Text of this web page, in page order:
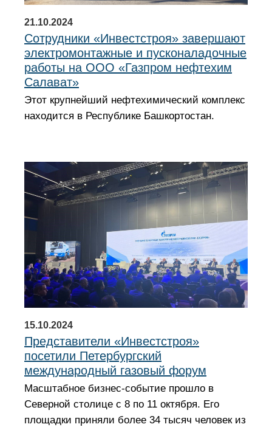
21.10.2024
Сотрудники «Инвестстроя» завершают
электромонтажные и пусконаладочные
работы на ООО «Газпром нефтехим
Салават»
Этот крупнейший нефтехимический комплекс
находится в Республике Башкортостан.
15.10.2024
Представители «Инвестстроя»
посетили Петербургский
международный газовый форум
Масштабное бизнес-событие прошло в
Северной столице с 8 по 11 октября. Его
площадки приняли более 34 тысяч человек из